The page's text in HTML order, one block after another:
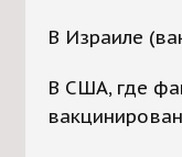
В Израиле
В США, где